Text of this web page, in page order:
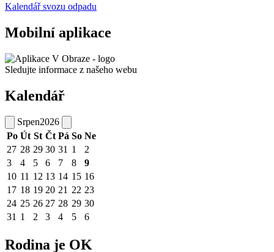
Kalendář svozu odpadu
Mobilní aplikace
Sledujte informace z našeho webu
Kalendář
Srpen2026
Po Út St Čt Pá So Ne
27 28 29 30 31 1
2
3
4 5 6 7 8
9
10 11 12 13 14 15 16
17 18 19 20 21 22 23
24 25 26 27 28 29 30
31 1 2 3 4 5 6
Rodina je OK